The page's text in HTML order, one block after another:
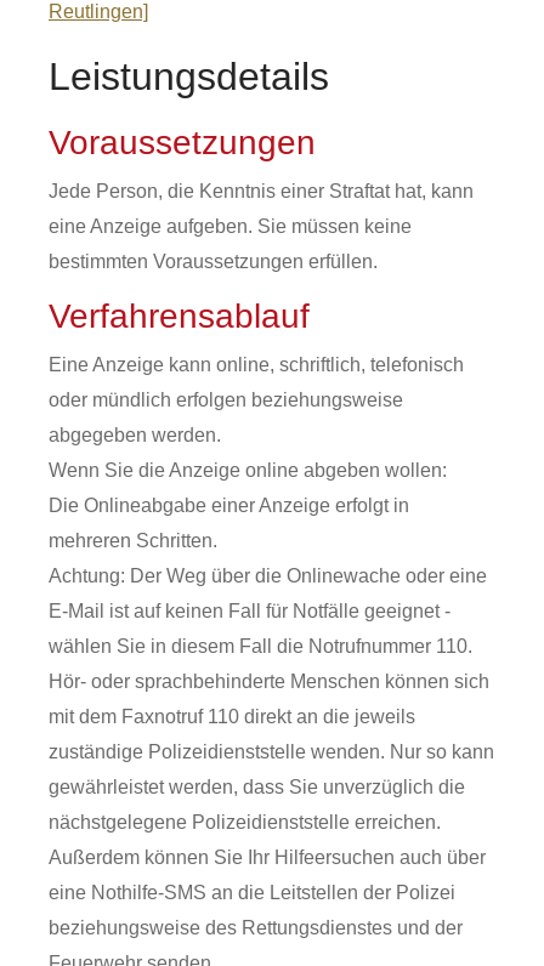
Reutlingen]
Leistungsdetails
Voraussetzungen
Jede Person, die Kenntnis einer Straftat hat, kann
eine Anzeige aufgeben. Sie müssen keine
bestimmten Voraussetzungen erfüllen.
Verfahrensablauf
Eine Anzeige kann online, schriftlich, telefonisch
oder mündlich erfolgen beziehungsweise
abgegeben werden.
Wenn Sie die Anzeige online abgeben wollen:
Die Onlineabgabe einer Anzeige erfolgt in
mehreren Schritten.
Achtung: Der Weg über die Onlinewache oder eine
E-Mail ist auf keinen Fall für Notfälle geeignet -
wählen Sie in diesem Fall die Notrufnummer 110.
Hör- oder sprachbehinderte Menschen können sich
mit dem Faxnotruf 110 direkt an die jeweils
zuständige Polizeidienststelle wenden. Nur so kann
gewährleistet werden, dass Sie unverzüglich die
nächstgelegene Polizeidienststelle erreichen.
Außerdem können Sie Ihr Hilfeersuchen auch über
eine Nothilfe-SMS an die Leitstellen der Polizei
beziehungsweise des Rettungsdienstes und der